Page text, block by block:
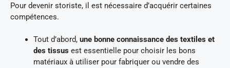
Pour devenir storiste, il est nécessaire d’acquérir certaines
compétences.
Tout d’abord, une bonne connaissance des textiles et
des tissus est essentielle pour choisir les bons
matériaux à utiliser pour fabriquer ou vendre des